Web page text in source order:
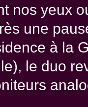
nos yeux
une
à la
le duo